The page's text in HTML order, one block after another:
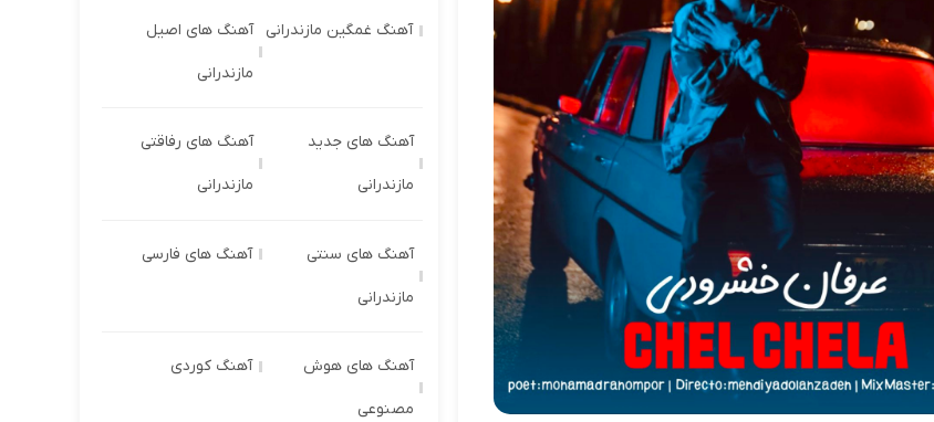
آهنگ غمگین مازندرانی آهنگ های اصیل
مازندرانی
آهنگ های جدید
مازندرانی
آهنگ های رفاقتی
مازندرانی
آهنگ های سنتی
مازندرانی
آهنگ های فارسی
آهنگ های هوش
مصنوعی
آهنگ کوردی